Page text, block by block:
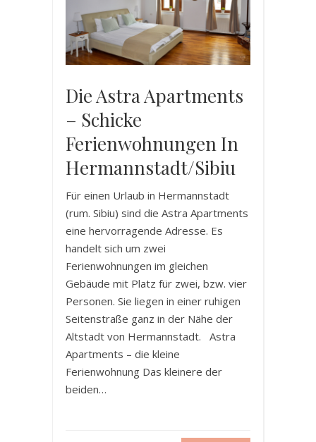
Die Astra Apartments
– Schicke
Ferienwohnungen In
Hermannstadt/Sibiu
Für einen Urlaub in Hermannstadt
(rum. Sibiu) sind die Astra Apartments
eine hervorragende Adresse. Es
handelt sich um zwei
Ferienwohnungen im gleichen
Gebäude mit Platz für zwei, bzw. vier
Personen. Sie liegen in einer ruhigen
Seitenstraße ganz in der Nähe der
Altstadt von Hermannstadt. Astra
Apartments – die kleine
Ferienwohnung Das kleinere der
beiden…